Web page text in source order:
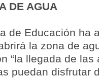
DE AGUA
de Educación ha
la zona de
“la llegada de las
puedan disfrutar